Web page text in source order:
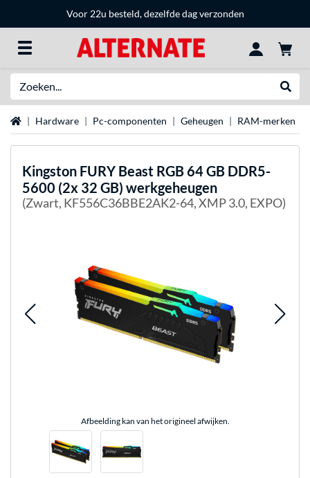
Voor 22u besteld, dezelfde dag verzonden
Home Hardware Pc-componenten Geheugen RAM-merken
Kingston FURY Beast RGB 64 GB DDR5-
5600 (2x 32 GB) werkgeheugen
(Zwart, KF556C36BBE2AK2-64, XMP 3.0, EXPO)
Afbeelding kan van het origineel afwijken.